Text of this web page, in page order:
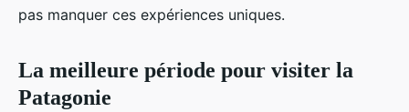
pas manquer ces expériences uniques.
La meilleure période pour visiter la
Patagonie